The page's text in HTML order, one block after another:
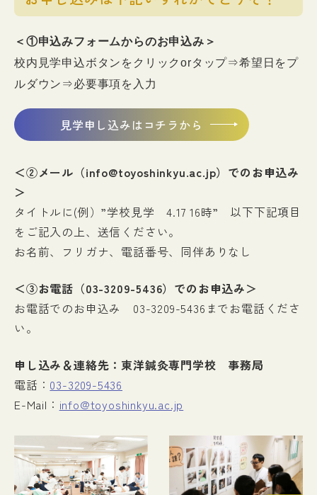
＜①申込みフォームからのお申込み＞
校内見学申込ボタンをクリックorタップ⇒希望日をプ
ルダウン⇒必要事項を入力
見学申し込みはコチラから
＜②メール（info@toyoshinkyu.ac.jp）でのお申込み
＞
タイトルに(例）”学校見学 4.17 16時” 以下下記項目
をご記入の上、送信ください。
お名前、フリガナ、電話番号、同伴ありなし
＜③お電話（03-3209-5436）でのお申込み＞
お電話でのお申込み 03-3209-5436までお電話くださ
い。
申し込み＆連絡先：東洋鍼灸専門学校 事務局
電話： 03-3209-5436
E-Mail： info@toyoshinkyu.ac.jp